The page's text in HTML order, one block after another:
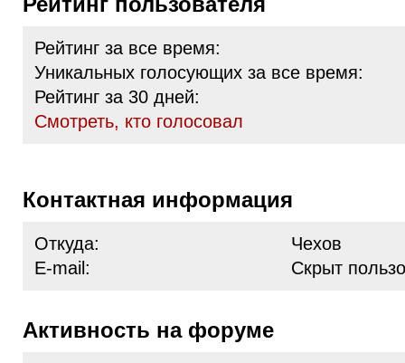
Рейтинг за все время:
Уникальных голосующих за все время:
Рейтинг за 30 дней:
Cмотреть, кто голосовал
Контактная информация
Откуда:
Чехов
E-mail:
Скрыт
Активность на форуме